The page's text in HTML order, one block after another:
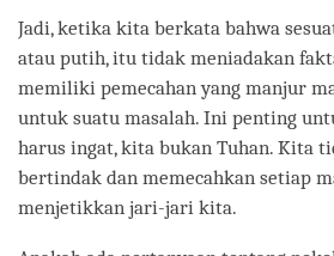
Jadi, ketika kita berkata bahwa
atau putih, itu tidak meniadakan
memiliki pemecahan yang manjur
untuk suatu masalah. Ini penting
harus ingat, kita bukan Tuhan. Kita
bertindak dan memecahkan setiap
menjetikkan jari-jari kita.